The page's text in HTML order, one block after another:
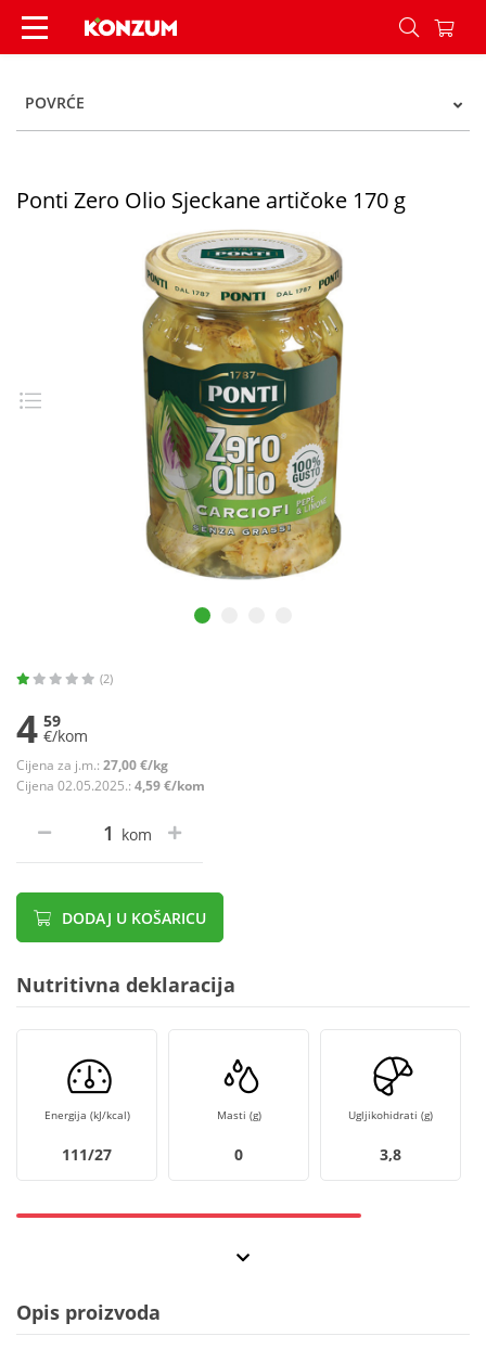
Ponti Zero Olio Sjeckane artičoke 170 g - Konzum
POVRĆE
Ponti Zero Olio Sjeckane artičoke 170 g
(2)
4 59
€/kom
Cijena za j.m.: 27,00 €/kg
Cijena 02.05.2025.: 4,59 €/kom
kom
DODAJ U KOŠARICU
Nutritivna deklaracija
Energija (kJ/kcal)
111/27
Masti (g)
0
Ugljikohidrati (g)
3,8
Opis proizvoda